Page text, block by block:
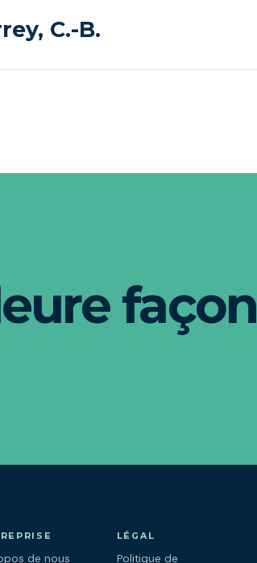
C.-B.
façon
de nous
LÉGAL
Politique de